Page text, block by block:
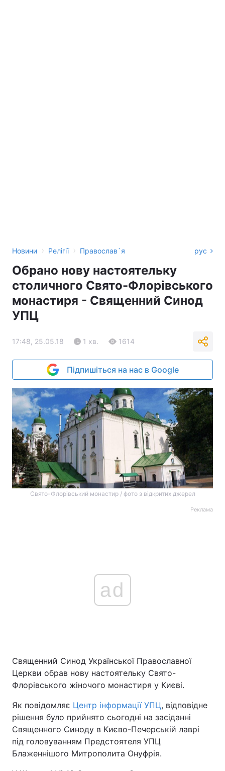
Новини › Релігії › Православ`я рус
Обрано нову настоятельку
столичного Свято-Флорівського
монастиря - Священний Синод
УПЦ
17:48, 25.05.18 1 хв. 1614
Підпишіться на нас в Google
Свято-Флорівський монастир / фото з відкритих джерел
Реклама
ad
Священний Синод Української Православної
Церкви обрав нову настоятельку Свято-
Флорівського жіночого монастиря у Києві.
Як повідомляє Центр інформації УПЦ, відповідне
рішення було прийнято сьогодні на засіданні
Священного Синоду в Києво-Печерській лаврі
під головуванням Предстоятеля УПЦ
Блаженнішого Митрополита Онуфрія.